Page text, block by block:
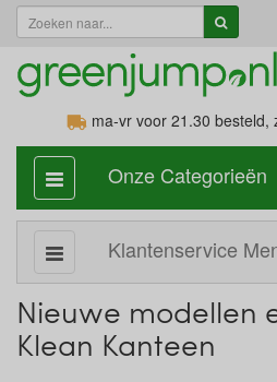
ma-vr voor 21.30 besteld,
categorie
aan,
uit
Onze Categorieën
SubcategorieKlantenservice
Nieuwe modellen
Klean Kanteen